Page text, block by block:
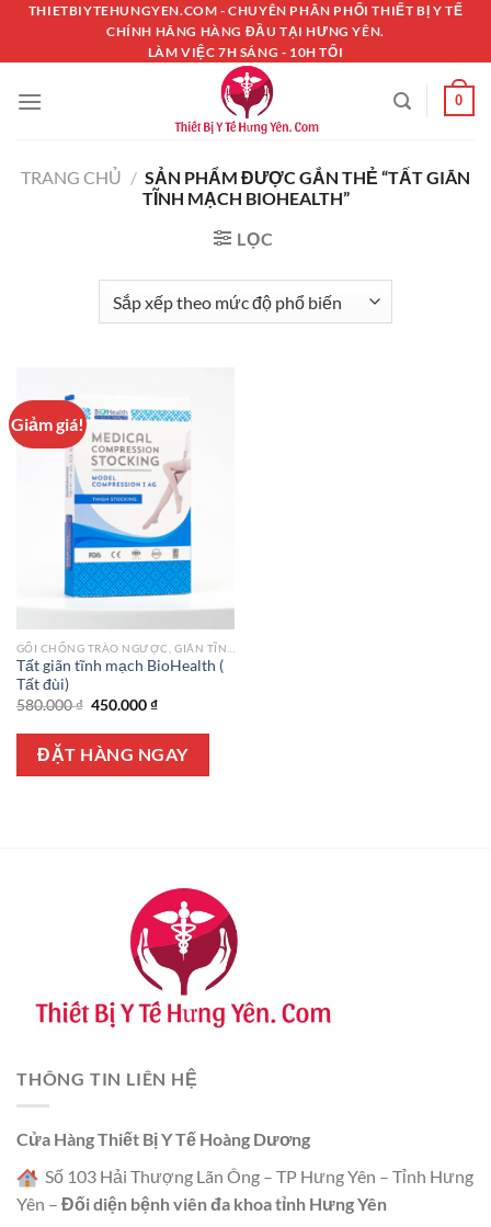
Chuyển
nội
dung
THIETBIYTEHUNGYEN.COM - CHUYÊN PHÂN PHỐI THIẾT BỊ Y TẾ
CHÍNH HÃNG HÀNG ĐẦU TẠI HƯNG YÊN.
LÀM VIỆC 7H SÁNG - 10H TỐI
0
TRANG CHỦ / SẢN PHẨM ĐƯỢC GẮN THẺ “TẤT GIÃN
TĨNH MẠCH BIOHEALTH”
LỌC
Giảm giá!
Tất giãn tĩnh mạch BioHealth (
Tất đùi)
580.000₫ Giá
là:
580.000 ₫.
450.000₫Giá
tại
là:
450.000 ₫.
ĐẶT HÀNG NGAY
THÔNG TIN LIÊN HỆ
Cửa Hàng Thiết Bị Y Tế Hoàng Dương
Số 103 Hải Thượng Lãn Ông – TP Hưng Yên – Tỉnh Hưng
Yên – Đối diện bệnh viên đa khoa tỉnh Hưng Yên